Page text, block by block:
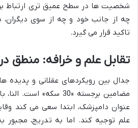
شخصیت ها در سطح عمیق تری ارتباط
چه از جانب خود و چه از سوی دیگران،
تاکید قرار می گیرد.
تقابل علم و خرافه: منطق در
جدال بین رویکردهای عقلانی و پدیده
مضامین برجسته «30 سکه»
عنوان دامپزشک، ابتدا سعی می کند
علم توجیه کند. اما به تدریج، مجبور